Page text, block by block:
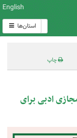
English
استان‌ها
چاپ
ادبی برای